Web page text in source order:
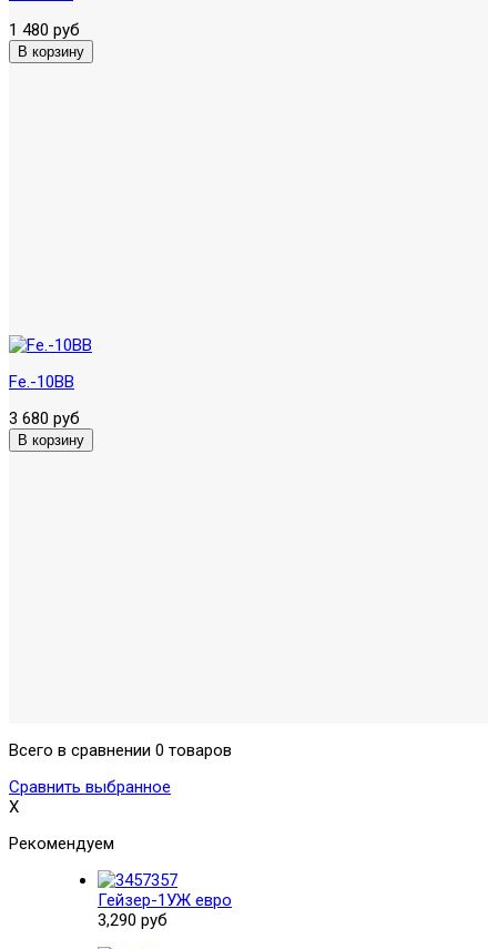
1 480 руб
Fe.-10BB
3 680 руб
Всего в сравнении 0 товаров
Сравнить выбранное
X
Рекомендуем
Гейзер-1УЖ евро
3,290 руб